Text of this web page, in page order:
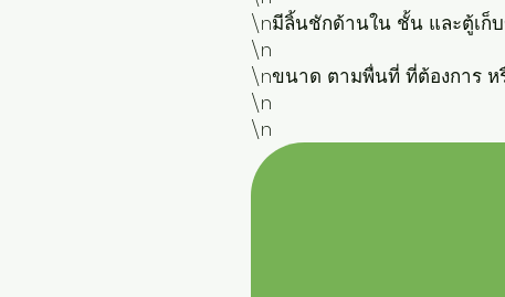
\nมีลิ้นชักด้านใน ชั้น และตู้เก็
\n
\nขนาด ตามพื่นที่ ที่ต้องการ ห
\n
\n